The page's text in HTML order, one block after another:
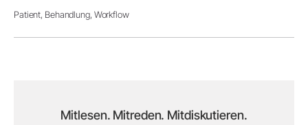
Patient, Behandlung, Workflow
Mitlesen. Mitreden. Mitdiskutieren.